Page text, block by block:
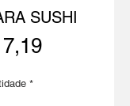
SUSHI
Preço
*